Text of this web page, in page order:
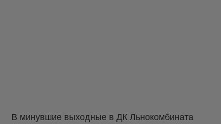
В минувшие выходные в ДК Льнокомбината